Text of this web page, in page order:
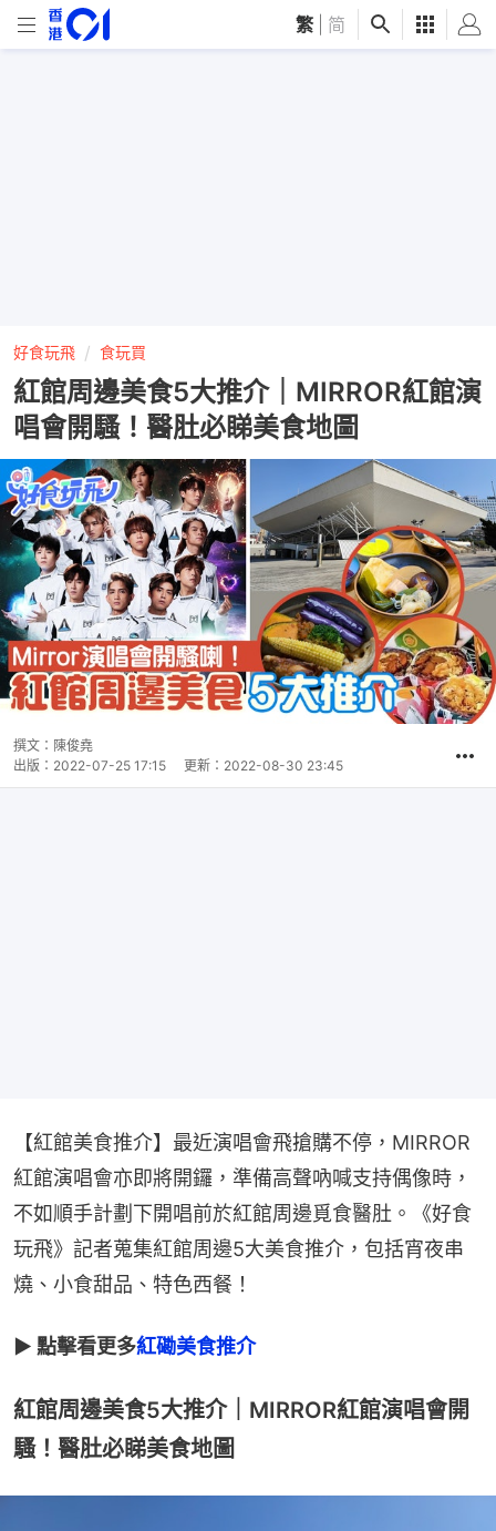
繁 简
好食玩飛 食玩買
紅館周邊美食5大推介｜MIRROR紅館演
唱會開騷！醫肚必睇美食地圖
撰文： 陳俊堯
出版： 2022-07-25 17:15 更新： 2022-08-30 23:45
【紅館美食推介】最近演唱會飛搶購不停，MIRROR
紅館演唱會亦即將開鑼，準備高聲吶喊支持偶像時，
不如順手計劃下開唱前於紅館周邊覓食醫肚。《好食
玩飛》記者蒐集紅館周邊5大美食推介，包括宵夜串
燒、小食甜品、特色西餐！
► 點擊看更多紅磡美食推介
紅館周邊美食5大推介｜MIRROR紅館演唱會開
騷！醫肚必睇美食地圖